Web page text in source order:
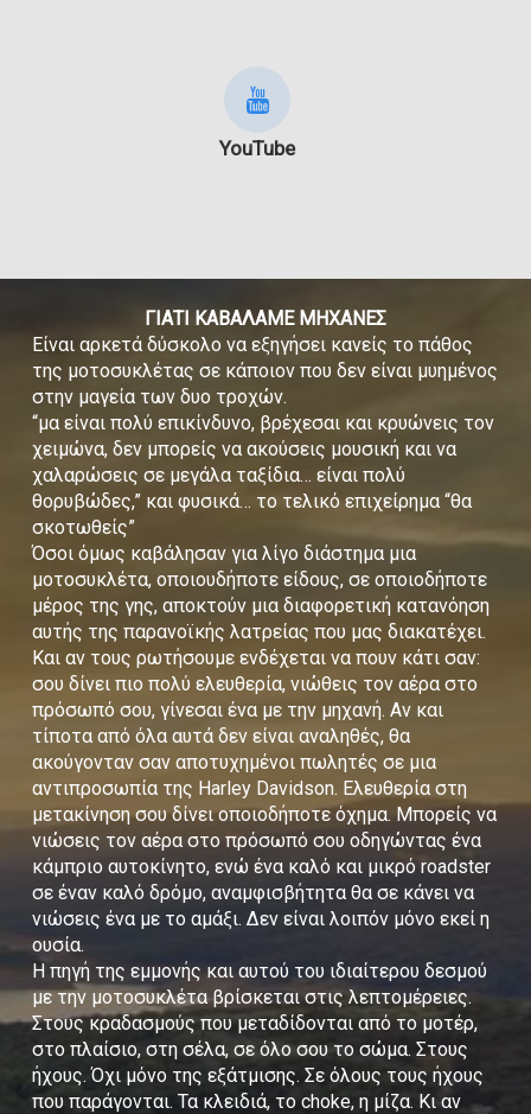
YouTube
ΓΙΑΤΙ ΚΑΒΑΛΑΜΕ ΜΗΧΑΝΕΣ
Είναι αρκετά δύσκολο να εξηγήσει κανείς το πάθος
της μοτοσυκλέτας σε κάποιον που δεν είναι μυημένος
στην μαγεία των δυο τροχών.
“μα είναι πολύ επικίνδυνο, βρέχεσαι και κρυώνεις τον
χειμώνα, δεν μπορείς να ακούσεις μουσική και να
χαλαρώσεις σε μεγάλα ταξίδια… είναι πολύ
θορυβώδες,” και φυσικά… το τελικό επιχείρημα “θα
σκοτωθείς”
Όσοι όμως καβάλησαν για λίγο διάστημα μια
μοτοσυκλέτα, οποιουδήποτε είδους, σε οποιοδήποτε
μέρος της γης, αποκτούν μια διαφορετική κατανόηση
αυτής της παρανοϊκής λατρείας που μας διακατέχει.
Και αν τους ρωτήσουμε ενδέχεται να πουν κάτι σαν:
σου δίνει πιο πολύ ελευθερία, νιώθεις τον αέρα στο
πρόσωπό σου, γίνεσαι ένα με την μηχανή. Αν και
τίποτα από όλα αυτά δεν είναι αναληθές, θα
ακούγονταν σαν αποτυχημένοι πωλητές σε μια
αντιπροσωπία της Harley Davidson. Ελευθερία στη
μετακίνηση σου δίνει οποιοδήποτε όχημα. Μπορείς να
νιώσεις τον αέρα στο πρόσωπό σου οδηγώντας ένα
κάμπριο αυτοκίνητο, ενώ ένα καλό και μικρό roadster
σε έναν καλό δρόμο, αναμφισβήτητα θα σε κάνει να
νιώσεις ένα με το αμάξι. Δεν είναι λοιπόν μόνο εκεί η
ουσία.
Η πηγή της εμμονής και αυτού του ιδιαίτερου δεσμού
με την μοτοσυκλέτα βρίσκεται στις λεπτομέρειες.
Στους κραδασμούς που μεταδίδονται από το μοτέρ,
στο πλαίσιο, στη σέλα, σε όλο σου το σώμα. Στους
ήχους. Όχι μόνο της εξάτμισης. Σε όλους τους ήχους
που παράγονται. Τα κλειδιά, το choke, η μίζα. Κι αν